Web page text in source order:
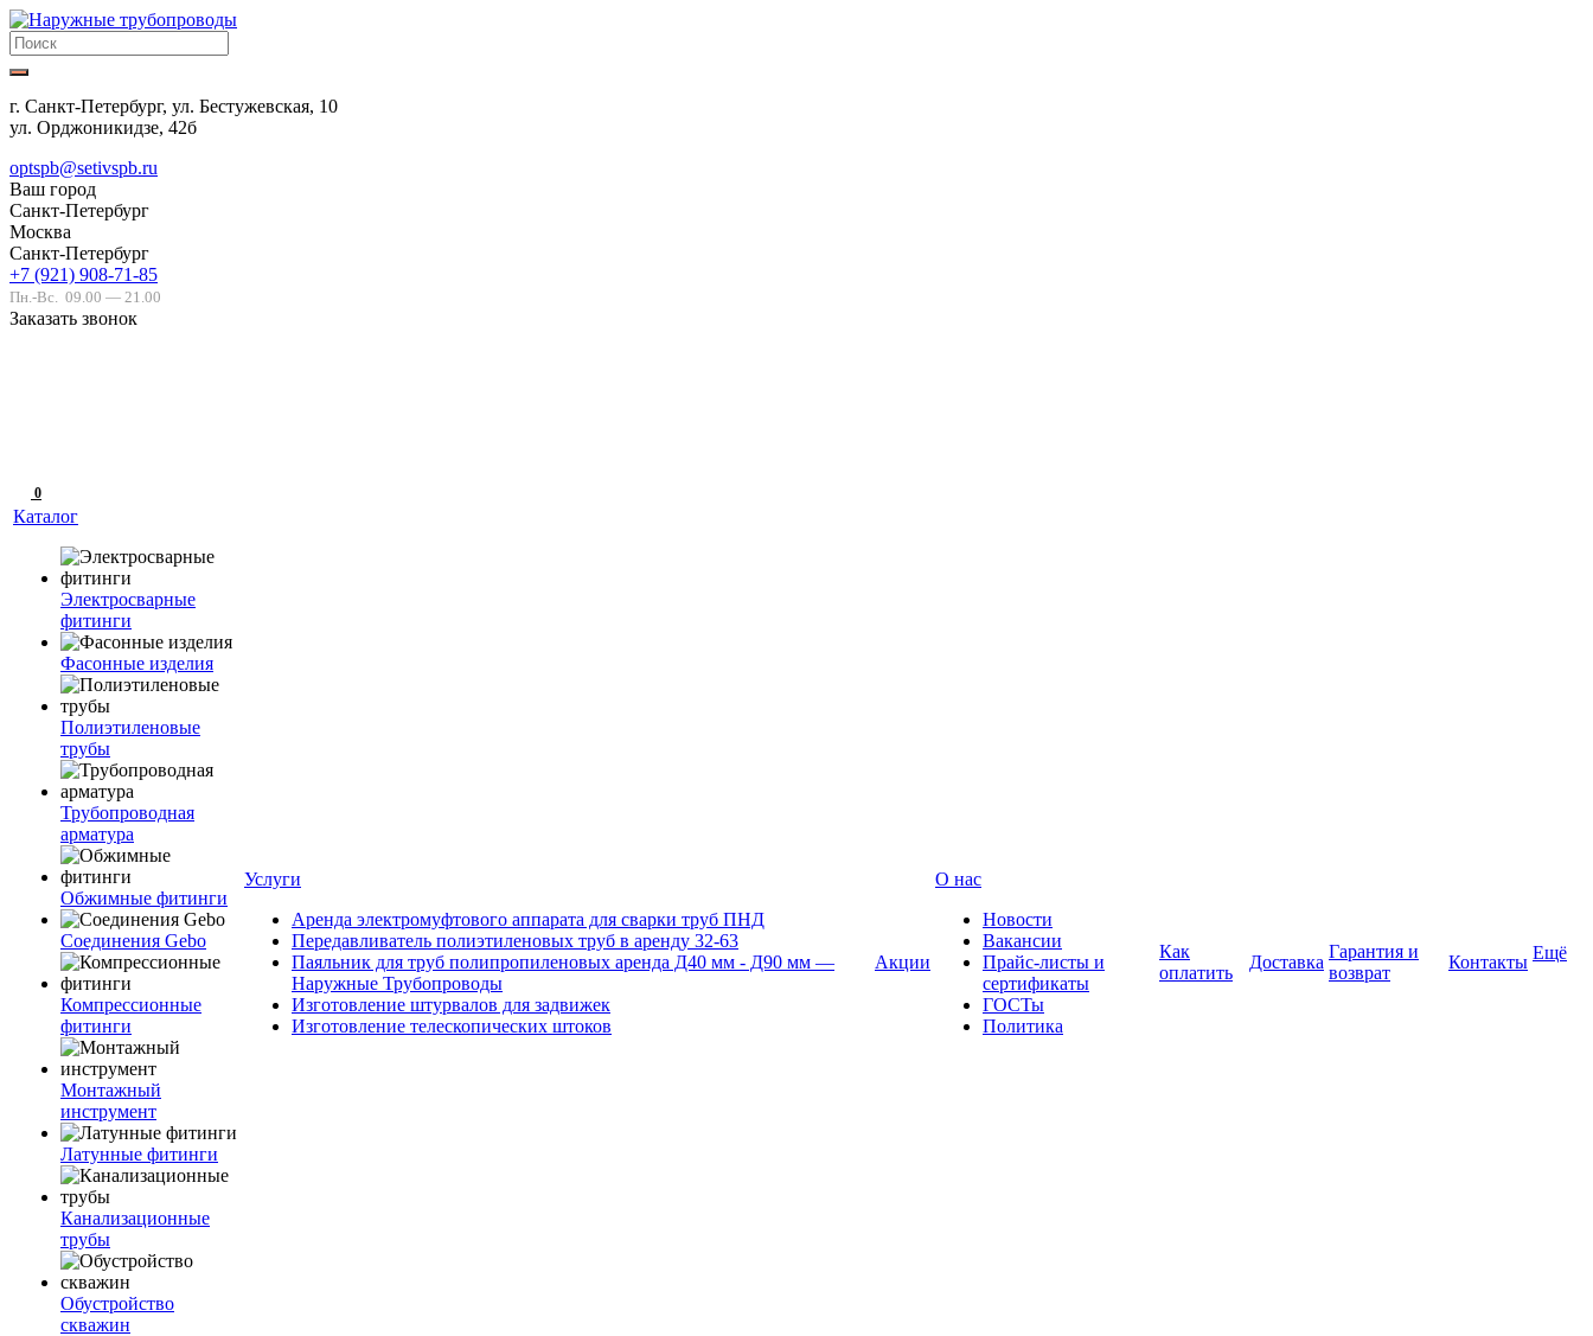
г. Санкт-Петербург, ул. Бестужевская, 10
ул. Орджоникидзе, 42б
optspb@setivspb.ru
Ваш город
Санкт-Петербург
Москва
Санкт-Петербург
+7 (921) 908-71-85
Пн.-Вс. 09.00 — 21.00
Заказать звонок
0
Каталог
Электросварные
фитинги
Фасонные изделия
Полиэтиленовые
трубы
Трубопроводная
арматура
Обжимные фитинги
Соединения Gebo
Компрессионные
фитинги
Монтажный
инструмент
Латунные фитинги
Канализационные
трубы
Обустройство
скважин
Услуги
Аренда электромуфтового аппарата для сварки труб ПНД
Передавливатель полиэтиленовых труб в аренду 32-63
Паяльник для труб полипропиленовых аренда Д40 мм - Д90 мм —
Наружные Трубопроводы
Изготовление штурвалов для задвижек
Изготовление телескопических штоков
Акции
О нас
Новости
Вакансии
Прайс-листы и
сертификаты
ГОСТы
Политика
Как
оплатить
Доставка
Гарантия и
возврат
Контакты Ещё